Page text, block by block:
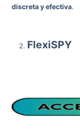
discreta y efectiva.
FlexiSPY